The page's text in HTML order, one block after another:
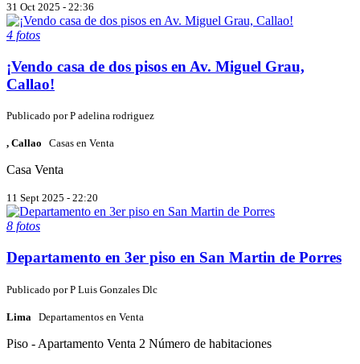
31 Oct 2025 - 22:36
4 fotos
¡Vendo casa de dos pisos en Av. Miguel Grau,
Callao!
Publicado porP adelina rodriguez
, Callao Casas en Venta
Casa Venta
11 Sept 2025 - 22:20
8 fotos
Departamento en 3er piso en San Martin de Porres
Publicado porP Luis Gonzales Dlc
Lima Departamentos en Venta
Piso - Apartamento Venta 2 Número de habitaciones